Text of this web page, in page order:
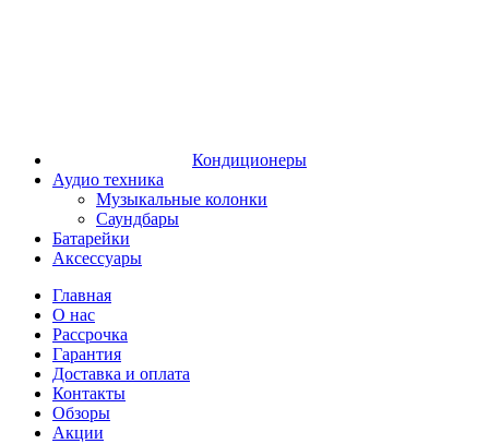
Кондиционеры
Аудио техника
Музыкальные колонки
Саундбары
Батарейки
Аксессуары
Главная
О нас
Рассрочка
Гарантия
Доставка и оплата
Контакты
Обзоры
Акции